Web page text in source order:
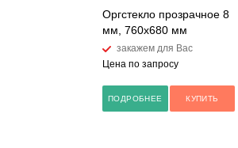
Оргстекло прозрачное 8
мм, 760x680 мм
закажем для Вас
Цена по запросу
ПОДРОБНЕЕ КУПИТЬ